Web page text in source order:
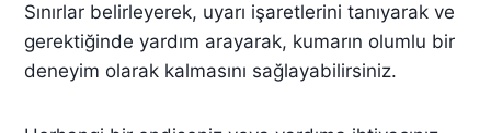
Sınırlar belirleyerek, uyarı işaretlerini tanıyarak ve
gerektiğinde yardım arayarak, kumarın olumlu bir
deneyim olarak kalmasını sağlayabilirsiniz.